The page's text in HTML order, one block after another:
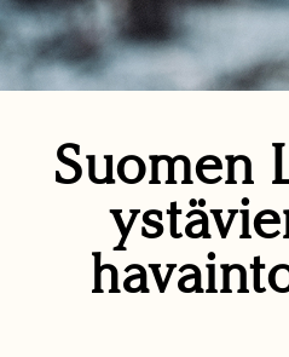
Suomen